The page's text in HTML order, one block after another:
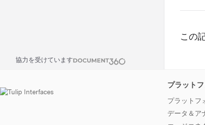
協力を受けています
この
プラット
プラットフ
データ＆ア